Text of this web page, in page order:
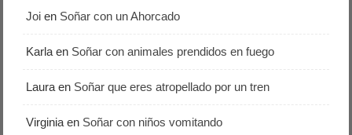
Joi en Soñar con un Ahorcado
Karla en Soñar con animales prendidos en fuego
Laura en Soñar que eres atropellado por un tren
Virginia en Soñar con niños vomitando